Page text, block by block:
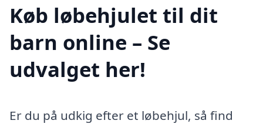
Køb løbehjulet til dit
barn online – Se
udvalget her!
Er du på udkig efter et løbehjul, så find